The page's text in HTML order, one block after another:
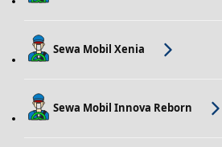
Sewa Mobil Xenia
Sewa Mobil Innova Reborn